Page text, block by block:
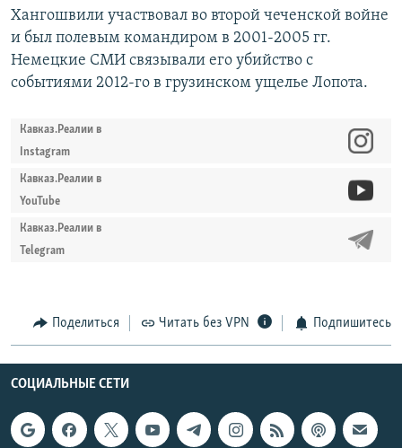
Хангошвили участвовал во второй чеченской войне
и был полевым командиром в 2001-2005 гг.
Немецкие СМИ связывали его убийство с
событиями 2012-го в грузинском ущелье Лопота.
Кавказ.Реалии в
Instagram
Кавказ.Реалии в
YouTube
Кавказ.Реалии в
Telegram
Поделиться Читать без VPN Подпишитесь
СОЦИАЛЬНЫЕ СЕТИ